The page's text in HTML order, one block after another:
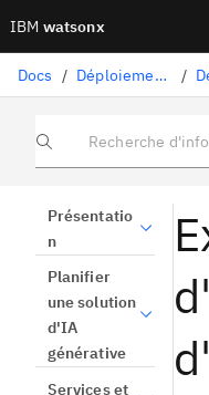
IBM watsonx
Docs / Déploiement de modèles et d'autres actifs /
Recherche d'informations
Présentatio
n
Planifier
une solution
d'IA
générative
Services et